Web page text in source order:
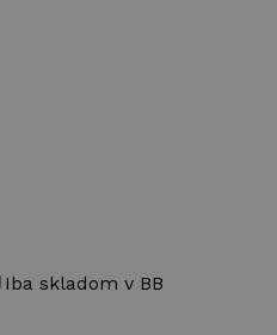
Iba skladom v BB